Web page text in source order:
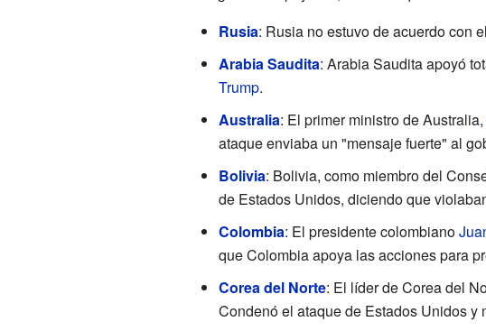
Rusia: Rusia no estuvo de acuerdo con
Arabia Saudita: Arabia Saudita apoyó
Trump.
Australia: El primer ministro de Australia,
ataque enviaba un "mensaje fuerte" al
Bolivia: Bolivia, como miembro del
de Estados Unidos, diciendo que
Colombia: El presidente colombiano
que Colombia apoya las acciones para
Corea del Norte: El líder de Corea del
Condenó el ataque de Estados Unidos y